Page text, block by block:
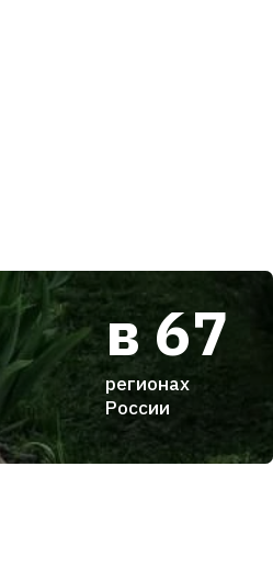
в 67
регионах
России